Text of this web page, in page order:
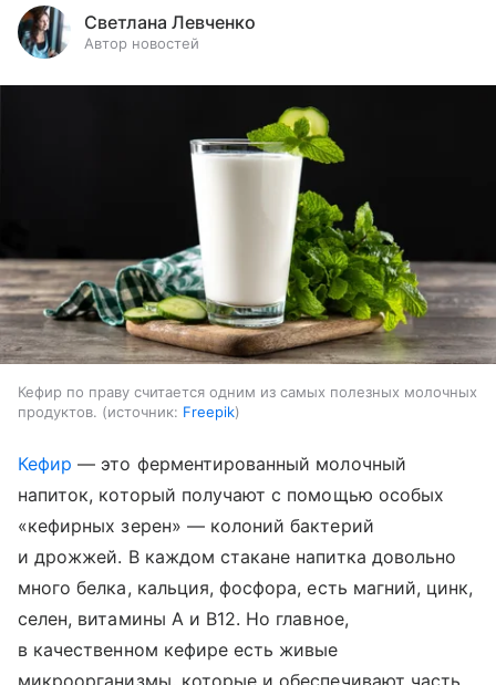
Светлана Левченко
Автор новостей
Кефир по праву считается одним из самых полезных молочных
продуктов.
источник: Freepik
Кефир — это ферментированный молочный
напиток, который получают с помощью особых
«кефирных зерен» — колоний бактерий
и дрожжей. В каждом стакане напитка довольно
много белка, кальция, фосфора, есть магний, цинк,
селен, витамины A и B12. Но главное,
в качественном кефире есть живые